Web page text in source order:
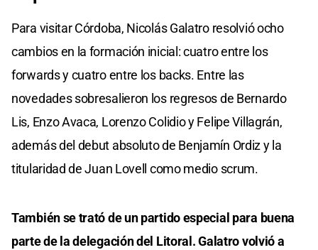
Para visitar Córdoba, Nicolás Galatro resolvió ocho
cambios en la formación inicial: cuatro entre los
forwards y cuatro entre los backs. Entre las
novedades sobresalieron los regresos de Bernardo
Lis, Enzo Avaca, Lorenzo Colidio y Felipe Villagrán,
además del debut absoluto de Benjamín Ordiz y la
titularidad de Juan Lovell como medio scrum.
También se trató de un partido especial para buena
parte de la delegación del Litoral. Galatro volvió a